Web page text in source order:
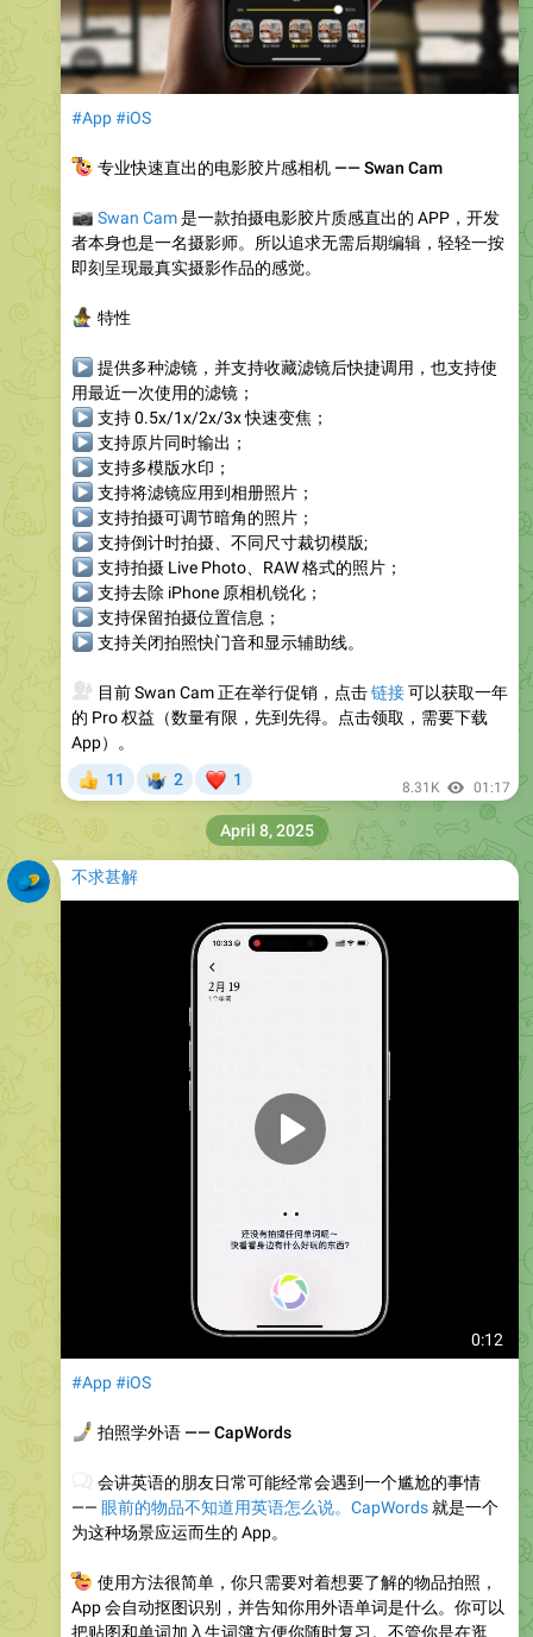
#App#iOS
专业快速直出的电影胶片感相机 —— Swan Cam
Swan Cam是一款拍摄电影胶片质感直出的 APP，开发
者本身也是一名摄影师。所以追求无需后期编辑，轻轻一按
即刻呈现最真实摄影作品的感觉。
特性
提供多种滤镜，并支持收藏滤镜后快捷调用，也支持使
用最近一次使用的滤镜；
支持 0.5x/1x/2x/3x 快速变焦；
支持原片同时输出；
支持多模版水印；
支持将滤镜应用到相册照片；
支持拍摄可调节暗角的照片；
支持倒计时拍摄、不同尺寸裁切模版;
支持拍摄 Live Photo、RAW 格式的照片；
支持去除 iPhone 原相机锐化；
支持保留拍摄位置信息；
支持关闭拍照快门音和显示辅助线。
目前 Swan Cam 正在举行促销，点击链接可以获取一年
的 Pro 权益（数量有限，先到先得。点击领取，需要下载
App）。
11 2
❤
1 8.31K 01:17
不求甚解
0:12
#App#iOS
拍照学外语 —— CapWords
会讲英语的朋友日常可能经常会遇到一个尴尬的事情
—— 眼前的物品不知道用英语怎么说。CapWords就是一个
为这种场景应运而生的 App。
使用方法很简单，你只需要对着想要了解的物品拍照，
App 会自动抠图识别，并告知你用外语单词是什么。你可以
把贴图和单词加入生词簿方便你随时复习。不管你是在逛
April 8, 2025